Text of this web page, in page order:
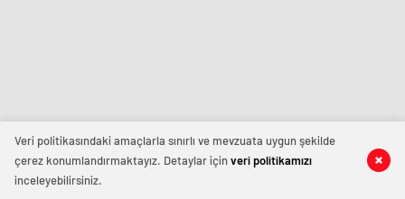
Veri politikasındaki amaçlarla sınırlı ve mevzuata uygun şekilde
çerez konumlandırmaktayız. Detaylar içinveri politikamızı
inceleyebilirsiniz.